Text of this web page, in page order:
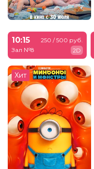
10:15
Зал №8
250 / 500 руб.
2D
Хит